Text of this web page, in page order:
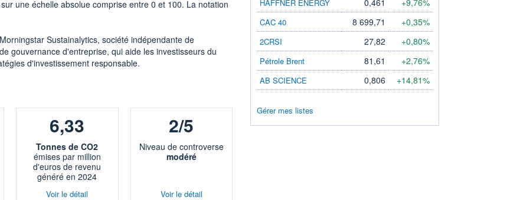
une échelle absolue comprise entre 0 et 100. La notation
Sustainalytics, société indépendante de
gouvernance d'entreprise, qui aide les investisseurs du
d'investissement responsable.
6,33
Tonnes de CO2
émises par million
d'euros de revenu
généré en 2024
Voir le détail
2/5
Niveau de controverse
modéré
Voir le détail
HAFFNER ENERGY
CAC 40 8 699,71 +0,35%
2CRSI 27,82 +0,80%
Pétrole Brent 81,61 +2,76%
AB SCIENCE 0,806 +14,81%
Gérer mes listes